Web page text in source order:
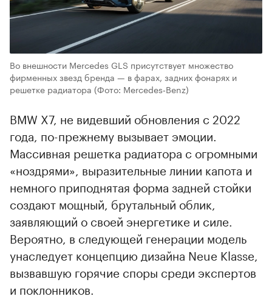
Во внешности Mercedes GLS присутствует множество
фирменных звезд бренда — в фарах, задних фонарях и
решетке радиатора (Фото: Mercedes‑Benz)
BMW X7, не видевший обновления с 2022
года, по-прежнему вызывает эмоции.
Массивная решетка радиатора с огромными
«ноздрями», выразительные линии капота и
немного приподнятая форма задней стойки
создают мощный, брутальный облик,
заявляющий о своей энергетике и силе.
Вероятно, в следующей генерации модель
унаследует концепцию дизайна Neue Klasse,
вызвавшую горячие споры среди экспертов
и поклонников.